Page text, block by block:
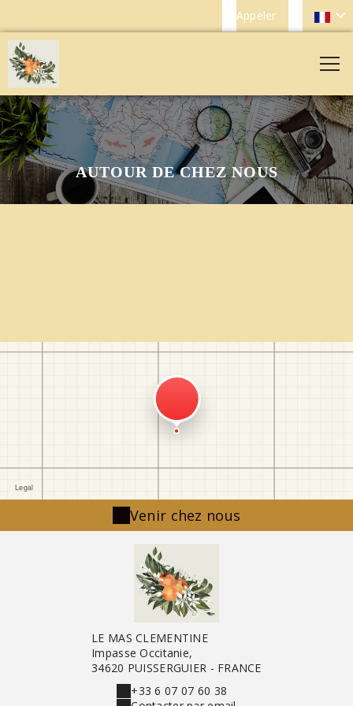
Appeler
AUTOUR DE CHEZ NOUS
Venir chez nous
LE MAS CLEMENTINE
Impasse Occitanie,
34620 PUISSERGUIER - FRANCE
+33 6 07 07 60 38